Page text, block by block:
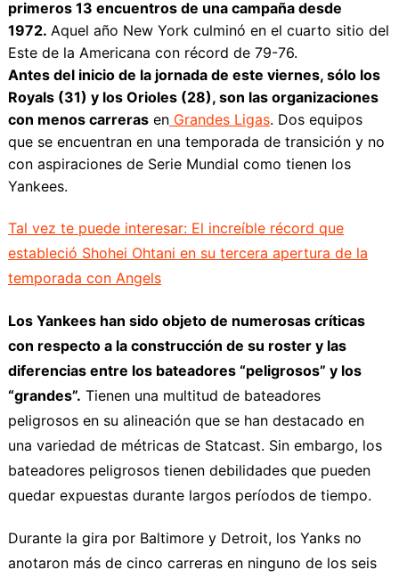
primeros 13 encuentros de una campaña desde
1972. Aquel año New York culminó en el cuarto sitio del
Este de la Americana con récord de 79-76.
Antes del inicio de la jornada de este viernes, sólo los
Royals (31) y los Orioles (28), son las organizaciones
con menos carrerasenGrandes Ligas. Dos equipos
que se encuentran en una temporada de transición y no
con aspiraciones de Serie Mundial como tienen los
Yankees.
Tal vez te puede interesar: El increíble récord que
estableció Shohei Ohtani en su tercera apertura de la
temporada con Angels
Los Yankees han sido objeto de numerosas críticas
con respecto a la construcción de su roster y las
diferencias entre los bateadores “peligrosos” y los
“grandes”. Tienen una multitud de bateadores
peligrosos en su alineación que se han destacado en
una variedad de métricas de Statcast. Sin embargo, los
bateadores peligrosos tienen debilidades que pueden
quedar expuestas durante largos períodos de tiempo.
Durante la gira por Baltimore y Detroit, los Yanks no
anotaron más de cinco carreras en ninguno de los seis